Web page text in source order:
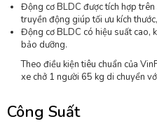
Động cơ BLDC được tích hợp
truyền động giúp tối ưu kích
Động cơ BLDC có hiệu suất cao,
bảo dưỡng.
Theo điều kiện tiêu chuẩn của
xe chở 1 người 65 kg di chuyển
Công Suất